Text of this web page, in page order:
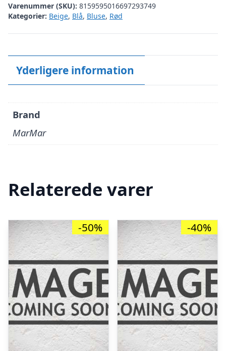
Varenummer (SKU): 8159595016697293749
Kategorier: Beige, Blå, Bluse, Rød
Yderligere information
Brand
MarMar
Relaterede varer
-50% -40%